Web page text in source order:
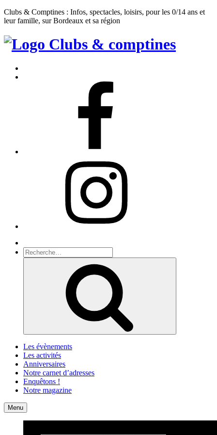
Clubs & Comptines : Infos, spectacles, loisirs, pour les 0/14 ans et
leur famille, sur Bordeaux et sa région
Clubs
Comptines
Recherche
pour
Les évènements
Les activités
Anniversaires
Notre carnet d’adresses
Enquêtons !
Notre magazine
Accueil
Menu Contact